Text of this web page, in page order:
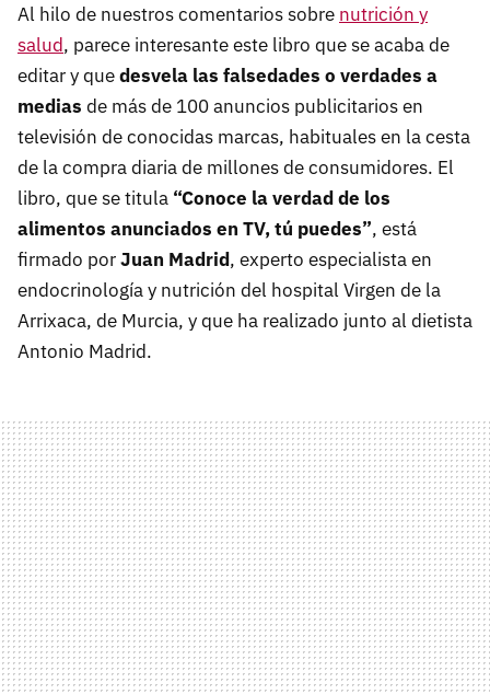
Al hilo de nuestros comentarios sobre nutrición y
salud, parece interesante este libro que se acaba de
editar y quedesvela las falsedades o verdades a
medias de más de 100 anuncios publicitarios en
televisión de conocidas marcas, habituales en la cesta
de la compra diaria de millones de consumidores. El
libro, que se titula “Conoce la verdad de los
alimentos anunciados en TV, tú puedes”, está
firmado porJuan Madrid, experto especialista en
endocrinología y nutrición del hospital Virgen de la
Arrixaca, de Murcia, y que ha realizado junto al dietista
Antonio Madrid.